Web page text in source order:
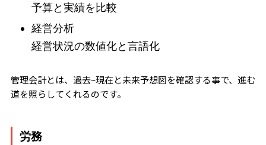
予算と実績を比較
経営分析
経営状況の数値化と言語化
管理会計とは、過去~現在と未来予想図を確認する事で、進む
道を照らしてくれるのです。
労務